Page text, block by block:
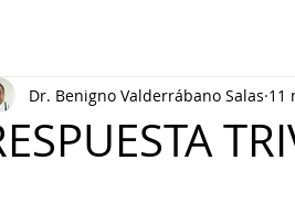
Dr. Benigno Valderrábano Salas 11